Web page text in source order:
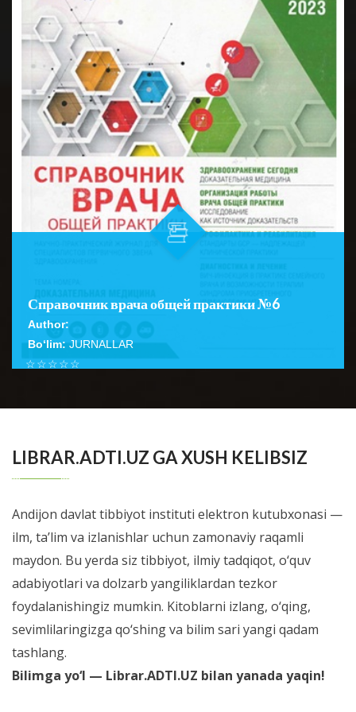
Справочник врача общей практики №6
Author:
Bo‘lim: JURNALLAR
☆
☆
☆
☆
☆
LIBRAR.ADTI.UZ GA XUSH KELIBSIZ
Andijon davlat tibbiyot instituti elektron kutubxonasi —
ilm, ta’lim va izlanishlar uchun zamonaviy raqamli
maydon. Bu yerda siz tibbiyot, ilmiy tadqiqot, o‘quv
adabiyotlari va dolzarb yangiliklardan tezkor
foydalanishingiz mumkin. Kitoblarni izlang, o‘qing,
sevimlilaringizga qo‘shing va bilim sari yangi qadam
tashlang.
Bilimga yo‘l — Librar.ADTI.UZ bilan yanada yaqin!